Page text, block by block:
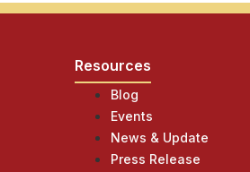
Resources
Blog
Events
News & Update
Press Release